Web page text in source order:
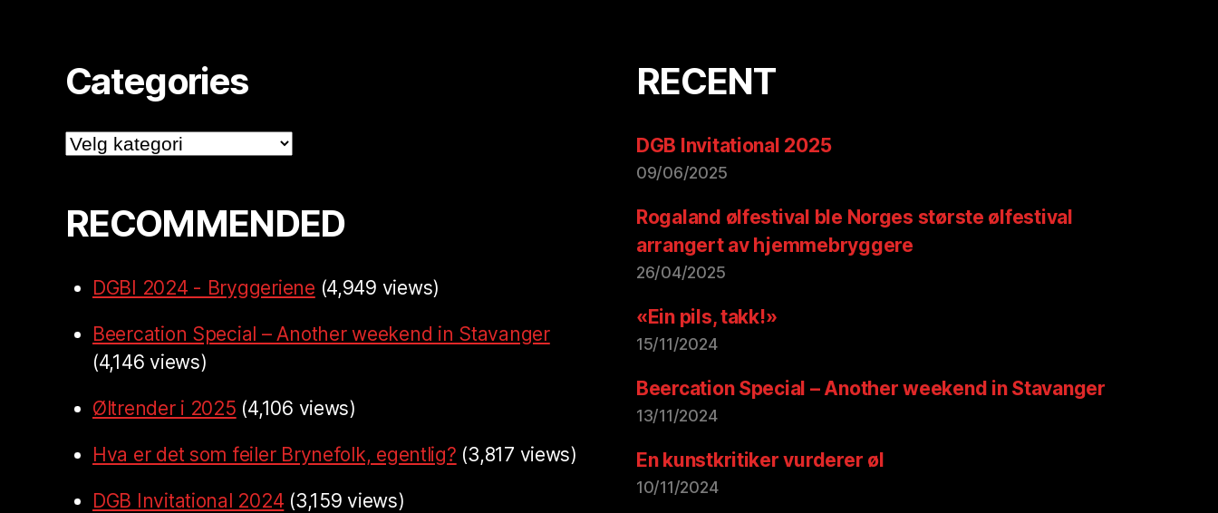
Categories
Categories
RECOMMENDED
DGBI 2024 - Bryggeriene (4,949 views)
Beercation Special – Another weekend in Stavanger
(4,146 views)
Øltrender i 2025 (4,106 views)
Hva er det som feiler Brynefolk, egentlig? (3,817 views)
DGB Invitational 2024 (3,159 views)
RECENT
DGB Invitational 2025
09/06/2025
Rogaland ølfestival ble Norges største ølfestival
arrangert av hjemmebryggere
26/04/2025
«Ein pils, takk!»
15/11/2024
Beercation Special – Another weekend in Stavanger
13/11/2024
En kunstkritiker vurderer øl
10/11/2024